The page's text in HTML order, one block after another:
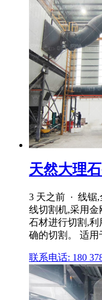
天然大理
3 天之前 · 线锯
线切割机,采用
石材进行切割,
确的切割。 适用
联系电话: 180